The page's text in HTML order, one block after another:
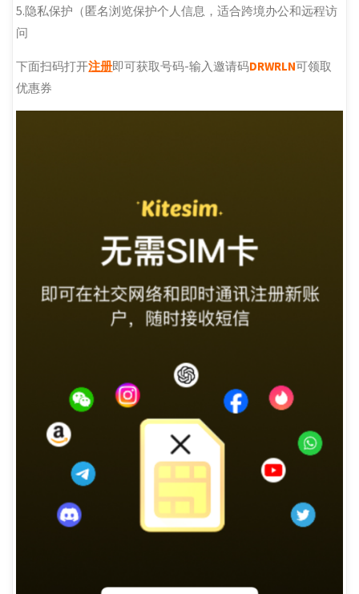
5.隐私保护（匿名浏览保护个人信息，适合跨境办公和远程访
问
下面扫码打开注册即可获取号码-输入邀请码DRWRLN可领取
优惠券